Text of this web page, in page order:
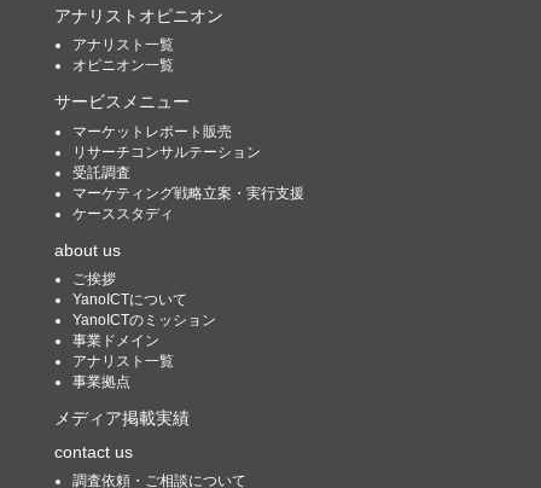
アナリストオピニオン
アナリスト一覧
オピニオン一覧
サービスメニュー
マーケットレポート販売
リサーチコンサルテーション
受託調査
マーケティング戦略立案・実行支援
ケーススタディ
about us
ご挨拶
YanoICTについて
YanoICTのミッション
事業ドメイン
アナリスト一覧
事業拠点
メディア掲載実績
contact us
調査依頼・ご相談について